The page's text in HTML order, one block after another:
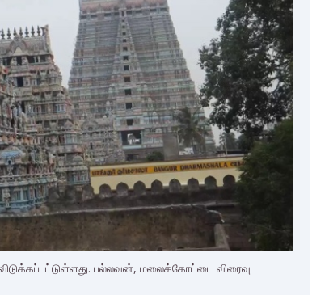
விடுக்கப்பட்டுள்ளது. பல்லவன், மலைக்கோட்டை விரைவு